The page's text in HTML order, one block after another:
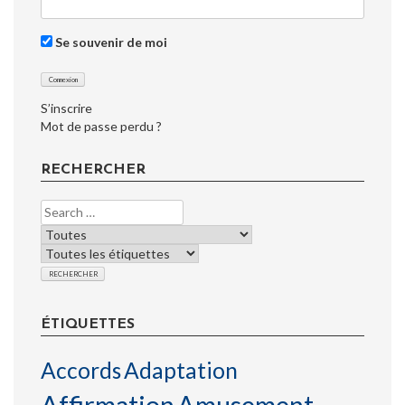
Se souvenir de moi
S’inscrire
Mot de passe perdu ?
RECHERCHER
ÉTIQUETTES
AccordsAdaptation